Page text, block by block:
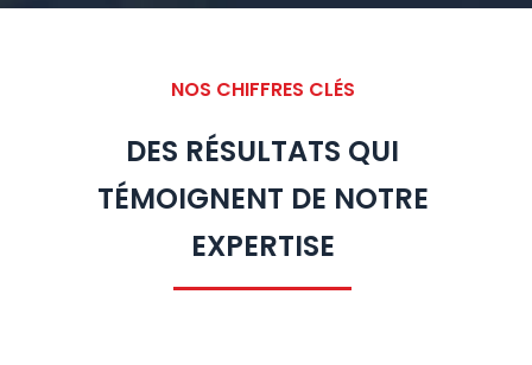
NOS CHIFFRES CLÉS
DES RÉSULTATS QUI
TÉMOIGNENT DE NOTRE
EXPERTISE